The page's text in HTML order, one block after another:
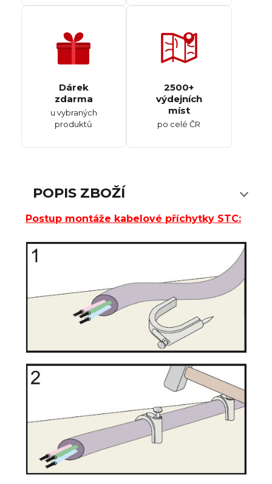
Dárek
zdarma
u vybraných
produktů
2500+
výdejních
míst
po celé ČR
POPIS ZBOŽÍ
Postup montáže kabelové příchytky STC: